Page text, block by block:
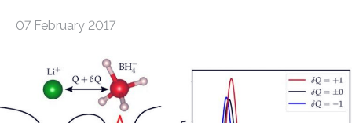
07 February 2017